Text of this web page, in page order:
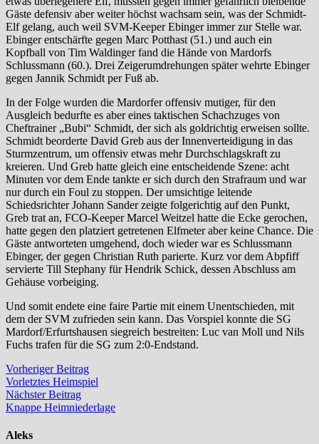
Gäste defensiv aber weiter höchst wachsam sein, was der Schmidt-
Elf gelang, auch weil SVM-Keeper Ebinger immer zur Stelle war.
Ebinger entschärfte gegen Marc Potthast (51.) und auch ein
Kopfball von Tim Waldinger fand die Hände von Mardorfs
Schlussmann (60.). Drei Zeigerumdrehungen später wehrte Ebinger
gegen Jannik Schmidt per Fuß ab.
In der Folge wurden die Mardorfer offensiv mutiger, für den
Ausgleich bedurfte es aber eines taktischen Schachzuges von
Cheftrainer „Bubi“ Schmidt, der sich als goldrichtig erweisen sollte.
Schmidt beorderte David Greb aus der Innenverteidigung in das
Sturmzentrum, um offensiv etwas mehr Durchschlagskraft zu
kreieren. Und Greb hatte gleich eine entscheidende Szene: acht
Minuten vor dem Ende tankte er sich durch den Strafraum und war
nur durch ein Foul zu stoppen. Der umsichtige leitende
Schiedsrichter Johann Sander zeigte folgerichtig auf den Punkt,
Greb trat an, FCO-Keeper Marcel Weitzel hatte die Ecke gerochen,
hatte gegen den platziert getretenen Elfmeter aber keine Chance. Die
Gäste antworteten umgehend, doch wieder war es Schlussmann
Ebinger, der gegen Christian Ruth parierte. Kurz vor dem Abpfiff
servierte Till Stephany für Hendrik Schick, dessen Abschluss am
Gehäuse vorbeiging.
Und somit endete eine faire Partie mit einem Unentschieden, mit
dem der SVM zufrieden sein kann. Das Vorspiel konnte die SG
Mardorf/Erfurtshausen siegreich bestreiten: Luc van Moll und Nils
Fuchs trafen für die SG zum 2:0-Endstand.
Beitragsnavigation
Vorheriger BeitragVorheriger
Beitrag:
Vorletztes Heimspiel
Nächster BeitragNächster
Beitrag:
Knappe Heimniederlage
Aleks